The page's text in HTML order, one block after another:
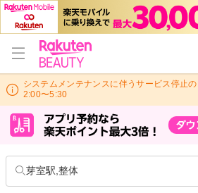
システムメンテナンスに伴うサービス停止
2:00〜5:30
芽室駅,整体